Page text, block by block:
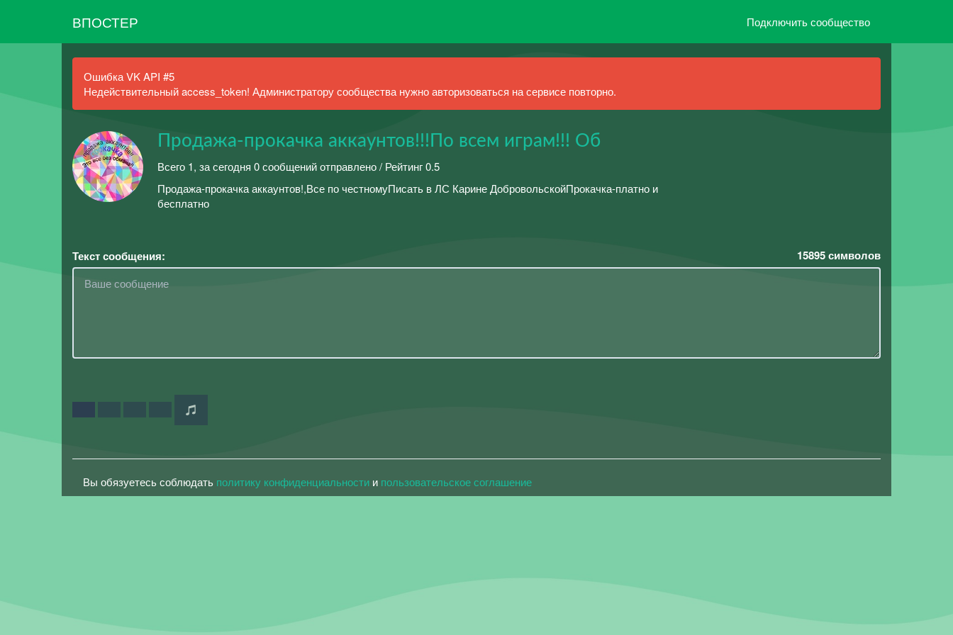
ВПОСТЕР Подключить сообщество
Ошибка VK API #5
Недействительный access_token! Администратору сообщества нужно авторизоваться на сервисе повторно.
Продажа-прокачка аккаунтов!!!По всем играм!!! Об
Всего 1, за сегодня 0 сообщений отправлено / Рейтинг 0.5
Продажа-прокачка аккаунтов!,Все по честномуПисать в ЛС Карине ДобровольскойПрокачка-платно и
бесплатно
Текст сообщения: 15895символов
Вы обязуетесь соблюдать политику конфиденциальности и пользовательское соглашение